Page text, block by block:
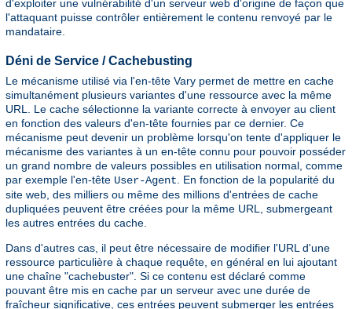
d'exploiter une vulnérabilité d'un serveur web d'origine de façon que
l'attaquant puisse contrôler entièrement le contenu renvoyé par le
mandataire.
Déni de Service / Cachebusting
Le mécanisme utilisé via l'en-tête Vary permet de mettre en cache
simultanément plusieurs variantes d'une ressource avec la même
URL. Le cache sélectionne la variante correcte à envoyer au client
en fonction des valeurs d'en-tête fournies par ce dernier. Ce
mécanisme peut devenir un problème lorsqu'on tente d'appliquer le
mécanisme des variantes à un en-tête connu pour pouvoir posséder
un grand nombre de valeurs possibles en utilisation normal, comme
par exemple l'en-tête User-Agent . En fonction de la popularité du
site web, des milliers ou même des millions d'entrées de cache
dupliquées peuvent être créées pour la même URL, submergeant
les autres entrées du cache.
Dans d'autres cas, il peut être nécessaire de modifier l'URL d'une
ressource particulière à chaque requête, en général en lui ajoutant
une chaîne "cachebuster". Si ce contenu est déclaré comme
pouvant être mis en cache par un serveur avec une durée de
fraîcheur significative, ces entrées peuvent submerger les entrées